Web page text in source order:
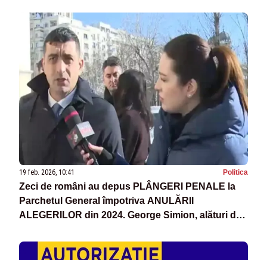
19 feb. 2026, 10:41 Politica
Zeci de români au depus PLÂNGERI PENALE la
Parchetul General împotriva ANULĂRII
ALEGERILOR din 2024. George Simion, alături de